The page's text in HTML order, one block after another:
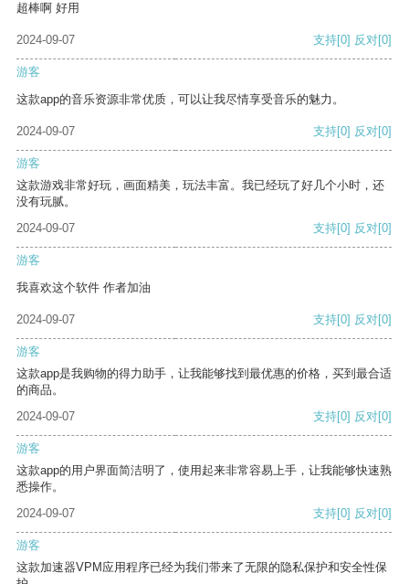
超棒啊 好用
2024-09-07 支持[0] 反对[0]
游客
这款app的音乐资源非常优质，可以让我尽情享受音乐的魅力。
2024-09-07 支持[0] 反对[0]
游客
这款游戏非常好玩，画面精美，玩法丰富。我已经玩了好几个小时，还
没有玩腻。
2024-09-07
支持[0] 反对[0]
游客
我喜欢这个软件 作者加油
2024-09-07 支持[0] 反对[0]
游客
这款app是我购物的得力助手，让我能够找到最优惠的价格，买到最合适
的商品。
2024-09-07
支持[0] 反对[0]
游客
这款app的用户界面简洁明了，使用起来非常容易上手，让我能够快速熟
悉操作。
2024-09-07
支持[0] 反对[0]
游客
这款加速器VPM应用程序已经为我们带来了无限的隐私保护和安全性保